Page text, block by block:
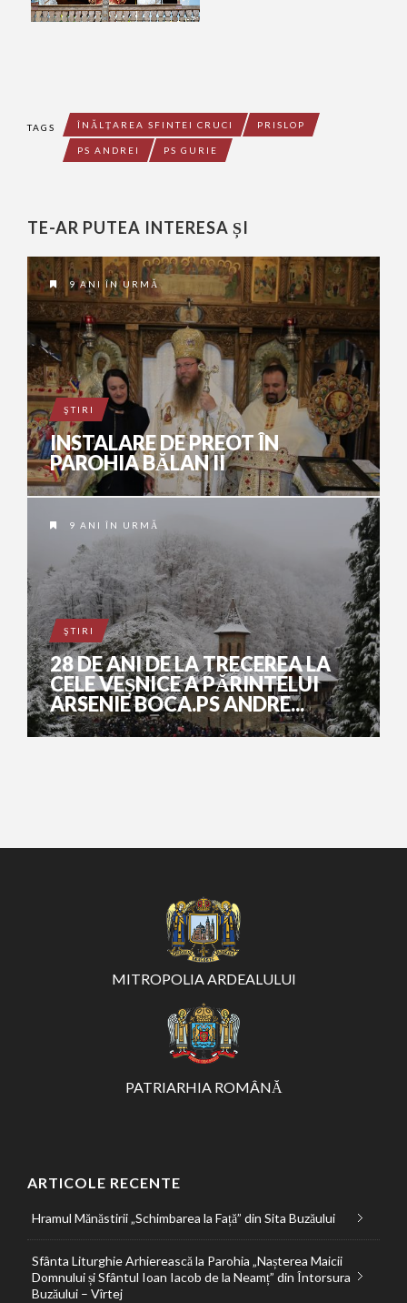
TAGS ÎNĂLȚAREA SFINTEI CRUCI PRISLOP
PS ANDREI PS GURIE
TE-AR PUTEA INTERESA ȘI
9 ANI ÎN URMĂ
ŞTIRI
INSTALARE DE PREOT ÎN
PAROHIA BĂLAN II
9 ANI ÎN URMĂ
ŞTIRI
28 DE ANI DE LA TRECEREA LA
CELE VEȘNICE A PĂRINTELUI
ARSENIE BOCA.PS ANDRE...
MITROPOLIA ARDEALULUI
PATRIARHIA ROMÂNĂ
ARTICOLE RECENTE
Hramul Mănăstirii „Schimbarea la Față” din Sita Buzăului
Sfânta Liturghie Arhierească la Parohia „Nașterea Maicii
Domnului și Sfântul Ioan Iacob de la Neamț” din Întorsura
Buzăului – Vîrtej